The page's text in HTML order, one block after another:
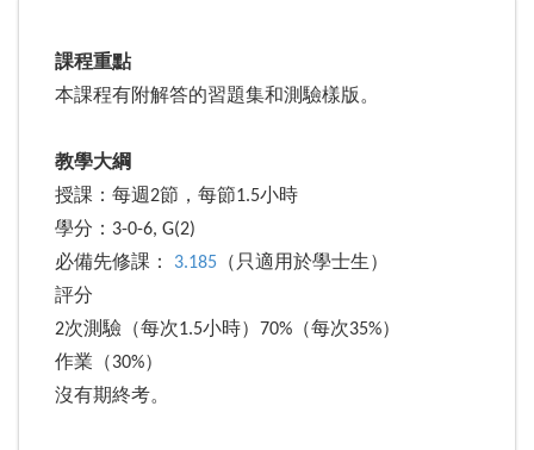
課程重點
本課程有附解答的習題集和測驗樣版。
教學大綱
授課：每週2節，每節1.5小時
學分：3-0-6, G(2)
必備先修課： 3.185 （只適用於學士生）
評分
2次測驗（每次1.5小時）70%（每次35%）
作業（30%）
沒有期終考。